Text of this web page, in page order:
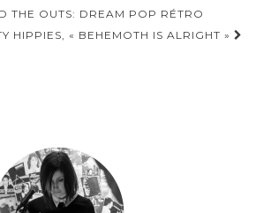
THE OUTS: DREAM POP RÉTRO
HIPPIES, « BEHEMOTH IS ALRIGHT »